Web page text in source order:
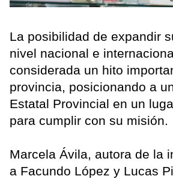
La posibilidad de expandir
nivel nacional e
considerada un hito
provincia, posicionando a
Estatal Provincial en un
para cumplir con su misión.
Marcela Ávila, autora de la
a Facundo López y Lucas